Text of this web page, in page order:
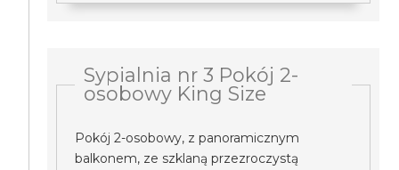
Sypialnia nr 3 Pokój 2-
osobowy King Size
Pokój 2-osobowy, z panoramicznym
balkonem, ze szklaną przezroczystą